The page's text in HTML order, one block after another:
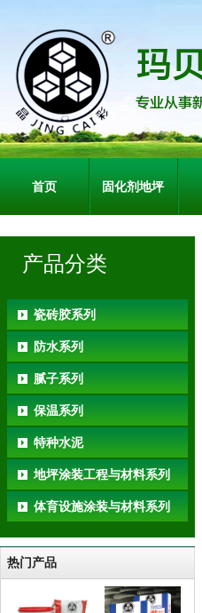
首页 固化剂地坪
产品分类
瓷砖胶系列
防水系列
腻子系列
保温系列
特种水泥
地坪涂装工程与材料系列
体育设施涂装与材料系列
热门产品